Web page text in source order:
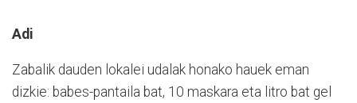
Adi
Zabalik dauden lokalei udalak honako hauek eman
dizkie: babes-pantaila bat, 10 maskara eta litro bat gel